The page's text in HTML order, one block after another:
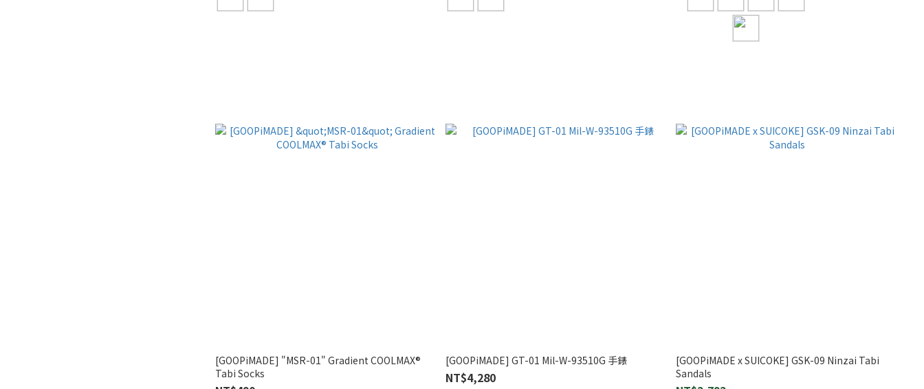
[GOOPiMADE] "MSR-01" Gradient COOLMAX®
Tabi Socks
[GOOPiMADE] GT-01 Mil-W-93510G 手錶
NT$4,280
[GOOPiMADE x SUICOKE] GSK-09 Ninzai Tabi
Sandals